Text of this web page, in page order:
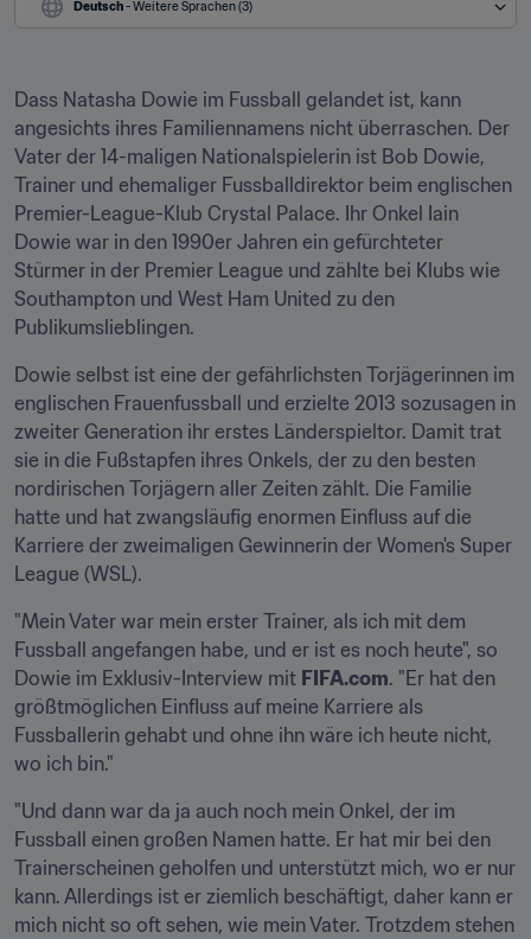
Deutsch - Weitere Sprachen (3)
Dass Natasha Dowie im Fussball gelandet ist, kann
angesichts ihres Familiennamens nicht überraschen. Der
Vater der 14-maligen Nationalspielerin ist Bob Dowie,
Trainer und ehemaliger Fussballdirektor beim englischen
Premier-League-Klub Crystal Palace. Ihr Onkel Iain
Dowie war in den 1990er Jahren ein gefürchteter
Stürmer in der Premier League und zählte bei Klubs wie
Southampton und West Ham United zu den
Publikumslieblingen.
Dowie selbst ist eine der gefährlichsten Torjägerinnen im
englischen Frauenfussball und erzielte 2013 sozusagen in
zweiter Generation ihr erstes Länderspieltor. Damit trat
sie in die Fußstapfen ihres Onkels, der zu den besten
nordirischen Torjägern aller Zeiten zählt. Die Familie
hatte und hat zwangsläufig enormen Einfluss auf die
Karriere der zweimaligen Gewinnerin der Women's Super
League (WSL).
"Mein Vater war mein erster Trainer, als ich mit dem
Fussball angefangen habe, und er ist es noch heute", so
Dowie im Exklusiv-Interview mit FIFA.com. "Er hat den
größtmöglichen Einfluss auf meine Karriere als
Fussballerin gehabt und ohne ihn wäre ich heute nicht,
wo ich bin."
"Und dann war da ja auch noch mein Onkel, der im
Fussball einen großen Namen hatte. Er hat mir bei den
Trainerscheinen geholfen und unterstützt mich, wo er nur
kann. Allerdings ist er ziemlich beschäftigt, daher kann er
mich nicht so oft sehen, wie mein Vater. Trotzdem stehen